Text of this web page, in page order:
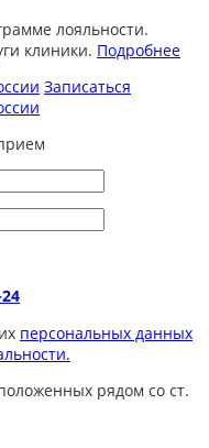
лояльности.
клиники. Подробнее
Записаться
персональных данных
рядом со ст.